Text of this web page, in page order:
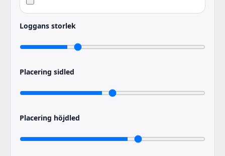
Loggans storlek
Placering sidled
Placering höjdled